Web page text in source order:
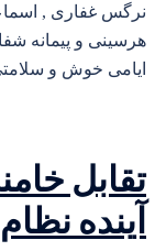
نرگس غفاری ,
هرسینی و پیمانه
ایامی خوش و
تقابل
آینده